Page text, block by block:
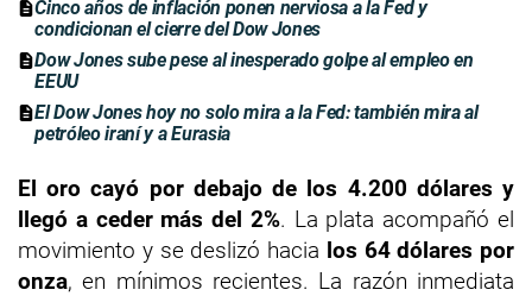
Cinco años de inflación ponen nerviosa a la Fed y
condicionan el cierre del Dow Jones
Dow Jones sube pese al inesperado golpe al empleo en
EEUU
El Dow Jones hoy no solo mira a la Fed: también mira al
petróleo iraní y a Eurasia
El oro cayó por debajo de los 4.200 dólares y
llegó a ceder más del 2%. La plata acompañó el
movimiento y se deslizó hacia los 64 dólares por
onza, en mínimos recientes. La razón inmediata